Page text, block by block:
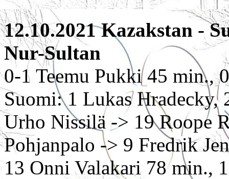
12.10.2021 Kazakstan -
Nur-Sultan
0-1 Teemu Pukki 45 min.,
Suomi: 1 Lukas Hradecky,
Urho Nissilä -> 19 Roope
Pohjanpalo -> 9 Fredrik
13 Onni Valakari 78 min.,